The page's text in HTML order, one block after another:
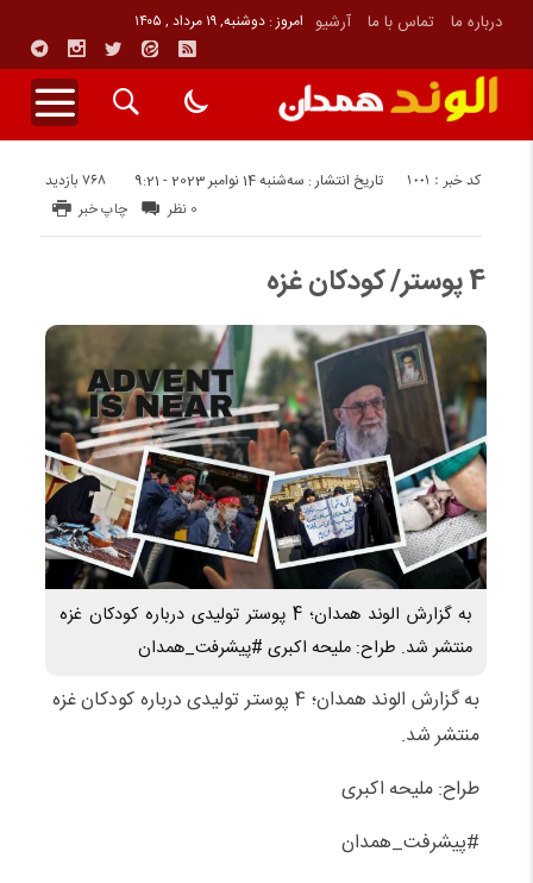
درباره ما تماس با ما آرشیو امروز : دوشنبه, ۱۹ مرداد , ۱۴۰۵
تاریخ انتشار : سه‌شنبه 14 نوامبر 2023 - 9:21 768 بازدید کد خبر : 1001
چاپ خبر 0 نظر
4 پوستر/ کودکان غزه
به گزارش الوند همدان؛ 4 پوستر تولیدی درباره کودکان غزه
منتشر شد. طراح: ملیحه اکبری #پیشرفت_همدان
به گزارش الوند همدان؛ 4 پوستر تولیدی درباره کودکان غزه
منتشر شد.
طراح: ملیحه اکبری
#پیشرفت_همدان